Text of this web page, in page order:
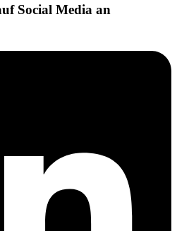
Social Media an